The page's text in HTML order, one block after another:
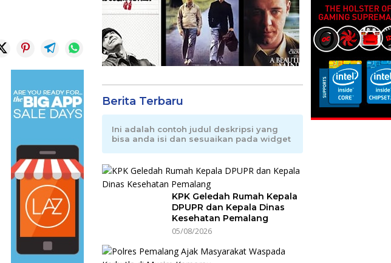
Berita Terbaru
Ini adalah contoh judul deskripsi yang
bisa anda isi dan sesuaikan pada widget
KPK Geledah Rumah Kepala
DPUPR dan Kepala Dinas
Kesehatan Pemalang
05/08/2026